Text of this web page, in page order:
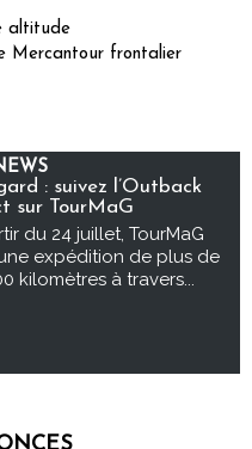
altitude
Mercantour frontalier
: suivez l’Outback
sur TourMaG
du 24 juillet, TourMaG
expédition de plus de
kilomètres à travers...